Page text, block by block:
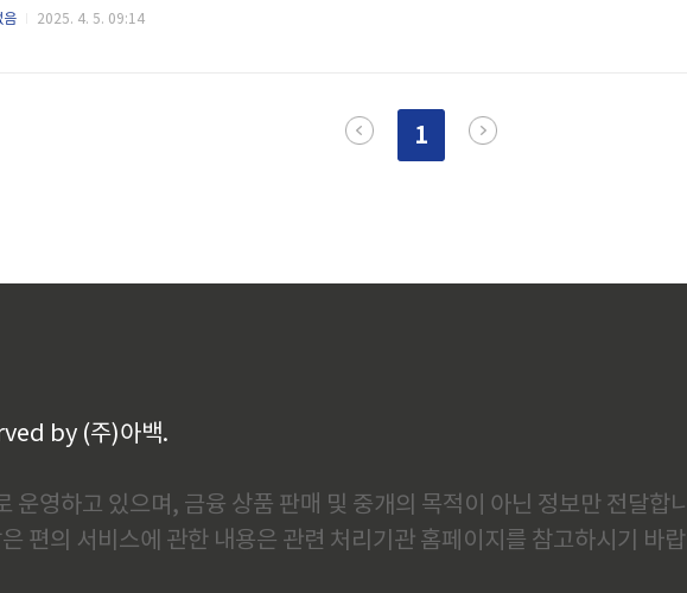
사업본부(의정부) 강의장🎓 교육기간: 2025.05.07.(수) ~ 06.11.(수) / 총 108시간 1.
음 2025. 4. 5. 09:14
1
by (주)아백.
영하고 있으며, 금융 상품 판매 및 중개의 목적이 아닌 정보만 전달합
편의 서비스에 관한 내용은 관련 처리기관 홈페이지를 참고하시기 바